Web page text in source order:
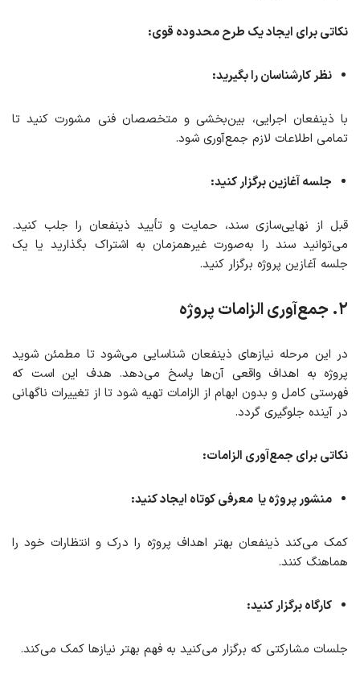
نکاتی برای ایجاد یک طرح محدوده قوی:
نظر کارشناسان را بگیرید:
با ذینفعان اجرایی، بین‌بخشی و متخصصان فنی مشورت کنید تا
تمامی اطلاعات لازم جمع‌آوری شود.
جلسه آغازین برگزار کنید:
قبل از نهایی‌سازی سند، حمایت و تأیید ذینفعان را جلب کنید.
می‌توانید سند را به‌صورت غیرهمزمان به اشتراک بگذارید یا یک
جلسه آغازین پروژه برگزار کنید.
۲. جمع‌آوری الزامات پروژه
در این مرحله نیازهای ذینفعان شناسایی می‌شود تا مطمئن شوید
پروژه به اهداف واقعی آن‌ها پاسخ می‌دهد. هدف این است که
فهرستی کامل و بدون ابهام از الزامات تهیه شود تا از تغییرات ناگهانی
در آینده جلوگیری گردد.
نکاتی برای جمع‌آوری الزامات:
منشور پروژه یا معرفی کوتاه ایجاد کنید:
کمک می‌کند ذینفعان بهتر اهداف پروژه را درک و انتظارات خود را
هماهنگ کنند.
کارگاهبرگزارکنید:
جلسات مشارکتی که برگزار می‌کنید به فهم بهتر نیازها کمک می‌کند.